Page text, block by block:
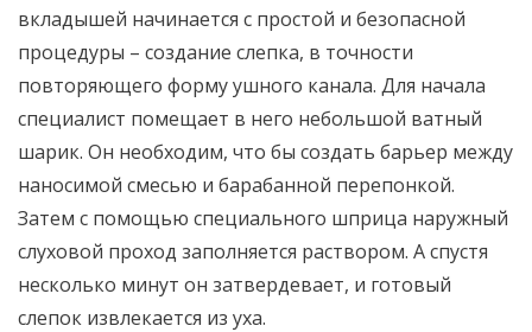
вкладышей начинается с простой и безопасной
процедуры – создание слепка, в точности
повторяющего форму ушного канала. Для начала
специалист помещает в него небольшой ватный
шарик. Он необходим, что бы создать барьер между
наносимой смесью и барабанной перепонкой.
Затем с помощью специального шприца наружный
слуховой проход заполняется раствором. А спустя
несколько минут он затвердевает, и готовый
слепок извлекается из уха.